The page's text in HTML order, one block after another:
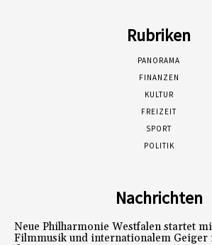
Rubriken
PANORAMA
FINANZEN
KULTUR
FREIZEIT
SPORT
POLITIK
Nachrichten
Neue Philharmonie Westfalen startet
Filmmusik und internationalem Geiger